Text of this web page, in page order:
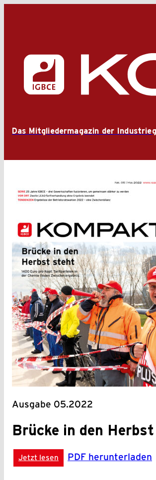
Das Mitgliedermagazin der
Ausgabe 05.2022
Brücke in den
Jetzt lesen PDF herunterladen